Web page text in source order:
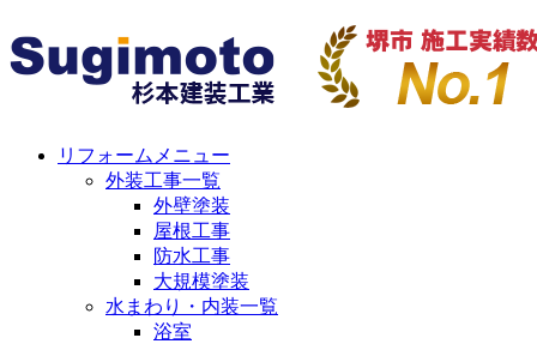
リフォームメニュー
外装工事一覧
外壁塗装
屋根工事
防水工事
大規模塗装
水まわり・内装一覧
浴室